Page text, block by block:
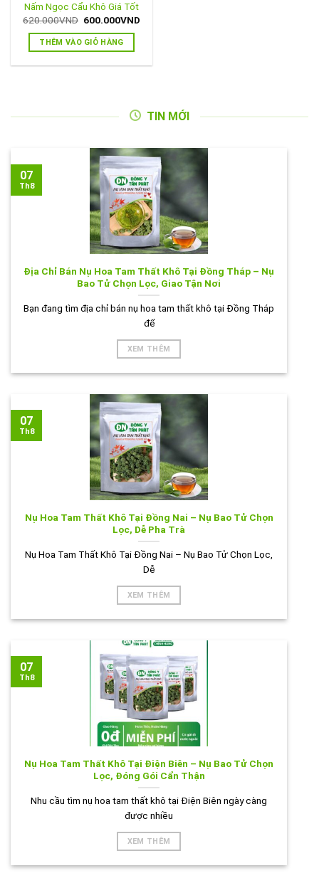
Nấm Ngọc Cẩu Khô Giá Tốt
620.000VND Giá
là:
620.000VND.
600.000VND
THÊM VÀO GIỎ HÀNG
TIN MỚI
Địa Chỉ Bán Nụ Hoa Tam Thất Khô Tại Đồng Tháp – Nụ
Bao Tử Chọn Lọc, Giao Tận Nơi
Bạn đang tìm địa chỉ bán nụ hoa tam thất khô tại Đồng Tháp
để
XEM THÊM
07
Th8
Nụ Hoa Tam Thất Khô Tại Đồng Nai – Nụ Bao Tử Chọn
Lọc, Dễ Pha Trà
Nụ Hoa Tam Thất Khô Tại Đồng Nai – Nụ Bao Tử Chọn Lọc,
Dễ
XEM THÊM
07
Th8
Nụ Hoa Tam Thất Khô Tại Điện Biên – Nụ Bao Tử Chọn
Lọc, Đóng Gói Cẩn Thận
Nhu cầu tìm nụ hoa tam thất khô tại Điện Biên ngày càng
được nhiều
XEM THÊM
07
Th8